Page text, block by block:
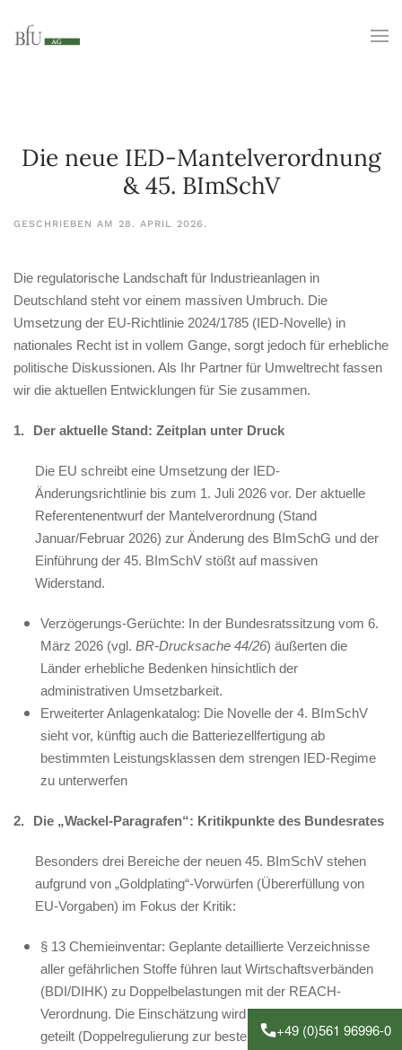
Die neue IED-Mantelverordnung
& 45. BImSchV
GESCHRIEBEN AM 28. APRIL 2026 .
Die regulatorische Landschaft für Industrieanlagen in
Deutschland steht vor einem massiven Umbruch. Die
Umsetzung der EU-Richtlinie 2024/1785 (IED-Novelle) in
nationales Recht ist in vollem Gange, sorgt jedoch für erhebliche
politische Diskussionen. Als Ihr Partner für Umweltrecht fassen
wir die aktuellen Entwicklungen für Sie zusammen.
1. Der aktuelle Stand: Zeitplan unter Druck
Die EU schreibt eine Umsetzung der IED-
Änderungsrichtlinie bis zum 1. Juli 2026 vor. Der aktuelle
Referentenentwurf der Mantelverordnung (Stand
Januar/Februar 2026) zur Änderung des BImSchG und der
Einführung der 45. BImSchV stößt auf massiven
Widerstand.
Verzögerungs-Gerüchte: In der Bundesratssitzung vom 6.
März 2026 (vgl. BR-Drucksache 44/26) äußerten die
Länder erhebliche Bedenken hinsichtlich der
administrativen Umsetzbarkeit.
Erweiterter Anlagenkatalog: Die Novelle der 4. BImSchV
sieht vor, künftig auch die Batteriezellfertigung ab
bestimmten Leistungsklassen dem strengen IED-Regime
zu unterwerfen
2. Die „Wackel-Paragrafen“: Kritikpunkte des Bundesrates
Besonders drei Bereiche der neuen 45. BImSchV stehen
aufgrund von „Goldplating“-Vorwürfen (Übererfüllung von
EU-Vorgaben) im Fokus der Kritik:
§ 13 Chemieinventar: Geplante detaillierte Verzeichnisse
aller gefährlichen Stoffe führen laut Wirtschaftsverbänden
(BDI/DIHK) zu Doppelbelastungen mit der REACH-
Verordnung. Die Einschätzung wird auch vom Bundesrat
geteilt (Doppelregulierung zur bestehenden EU-+49 (0)561 96996-0